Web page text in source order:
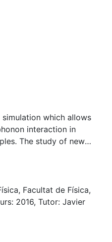
which allows
interaction in
The study of new
magnetic moment of
waves (SAWs) are
offer a dynamic and
control of low energy
is to better
a numerical solution of
Facultat de Física,
2016, Tutor: Javier